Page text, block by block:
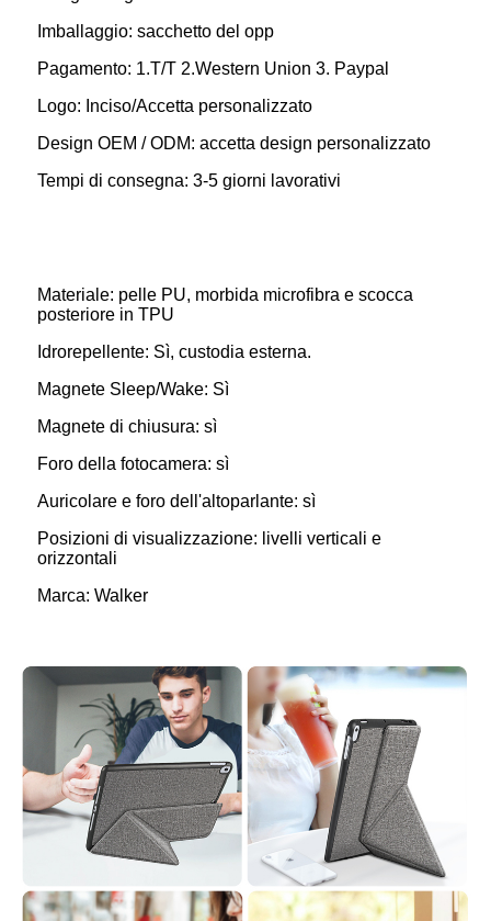
Imballaggio: sacchetto del opp
Pagamento: 1.T/T 2.Western Union 3. Paypal
Logo: Inciso/Accetta personalizzato
Design OEM / ODM: accetta design personalizzato
Tempi di consegna: 3-5 giorni lavorativi
Materiale: pelle PU, morbida microfibra e scocca
posteriore in TPU
Idrorepellente: Sì, custodia esterna.
Magnete Sleep/Wake: Sì
Magnete di chiusura: sì
Foro della fotocamera: sì
Auricolare e foro dell'altoparlante: sì
Posizioni di visualizzazione: livelli verticali e
orizzontali
Marca: Walker